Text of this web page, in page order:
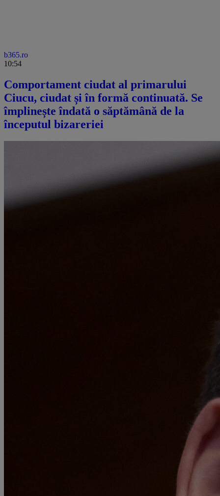
b365.ro
10:54
Comportament ciudat al primarului
Ciucu, ciudat și în formă continuată. Se
împlinește îndată o săptămână de la
începutul bizareriei